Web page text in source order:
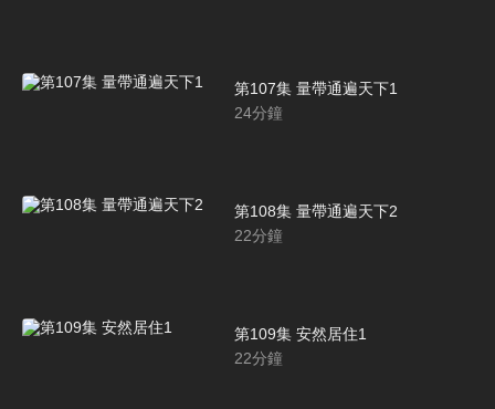
第107集 量帶通遍天下1
24分鐘
第108集 量帶通遍天下2
22分鐘
第109集 安然居住1
22分鐘